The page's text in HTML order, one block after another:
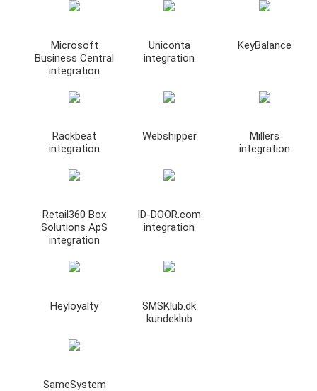
Microsoft
Business Central
integration
Uniconta
integration
KeyBalance
Rackbeat
integration
Webshipper
Millers
integration
Retail360 Box
Solutions ApS
integration
ID-DOOR.com
integration
Heyloyalty
SMSKlub.dk
kundeklub
SameSystem